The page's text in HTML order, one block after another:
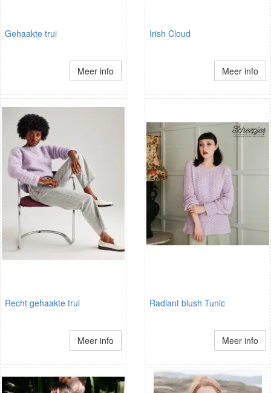
Gehaakte trui
Meer info
Irish Cloud
Meer info
Recht gehaakte trui
Meer info
Radiant blush Tunic
Meer info